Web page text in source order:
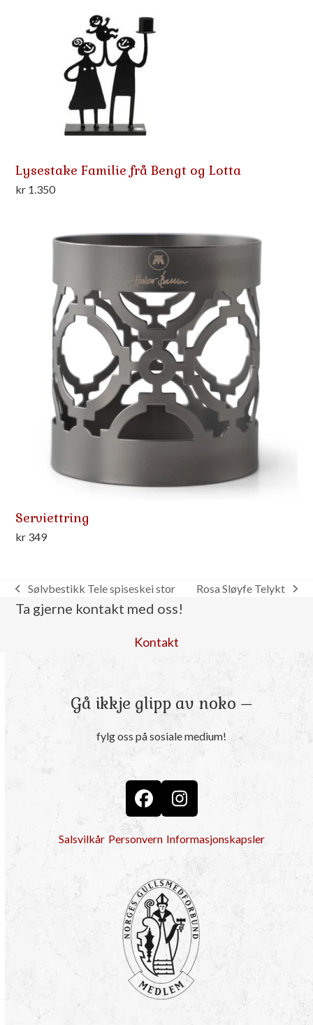
Lysestake Familie frå Bengt og Lotta
kr 1.350
Serviettring
kr 349
previous
post:
Sølvbestikk Tele spiseskei stor
next
Rosa Sløyfe Telykt
Ta gjerne kontakt med oss!
Kontakt
Gå ikkje glipp av noko –
fylg oss på sosiale medium!
FacebookInstagram
Salsvilkår Personvern Informasjonskapsler